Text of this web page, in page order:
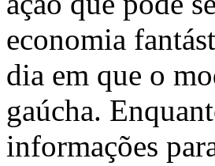
economia
dia em que o
gaúcha.
informações